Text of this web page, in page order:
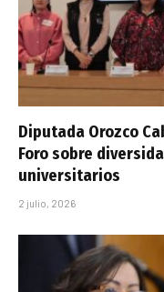
Diputada Orozco
Foro sobre
universitarios
2 julio, 2026